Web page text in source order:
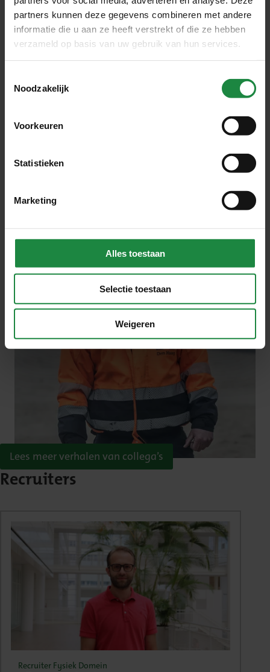
partners kunnen deze gegevens combineren met andere
informatie die u aan ze heeft verstrekt of die ze hebben
verzameld op basis van uw gebruik van hun services.
Noodzakelijk
Voorkeuren
Statistieken
Marketing
Alles toestaan
Selectie toestaan
Weigeren
“Bomen kleden een wijk aan.”
“Geduld is in mijn werk echt een schone
zaak.”
Lees meer verhalen van collega’s
Recruiters
Recruiter Fysiek Domein